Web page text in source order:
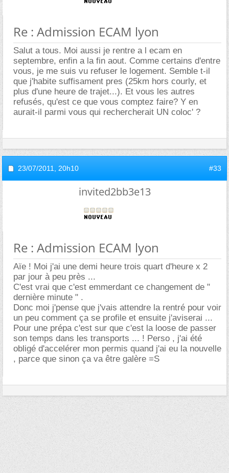
Re : Admission ECAM lyon
Salut a tous. Moi aussi je rentre a l ecam en
septembre, enfin a la fin aout. Comme certains d'entre
vous, je me suis vu refuser le logement. Semble t-il
que j'habite suffisament pres (25km hors courly, et
plus d'une heure de trajet...). Et vous les autres
refusés, qu'est ce que vous comptez faire? Y en
aurait-il parmi vous qui rechercherait UN coloc' ?
23/07/2011, 20h10 #33
invited2bb3e13
Re : Admission ECAM lyon
Aïe ! Moi j'ai une demi heure trois quart d'heure x 2
par jour à peu près ...
C'est vrai que c'est emmerdant ce changement de "
dernière minute " .
Donc moi j'pense que j'vais attendre la rentré pour voir
un peu comment ça se profile et ensuite j'aviserai ...
Pour une prépa c'est sur que c'est la loose de passer
son temps dans les transports ... ! Perso , j'ai été
obligé d'accelérer mon permis quand j'ai eu la nouvelle
, parce que sinon ça va être galère =S